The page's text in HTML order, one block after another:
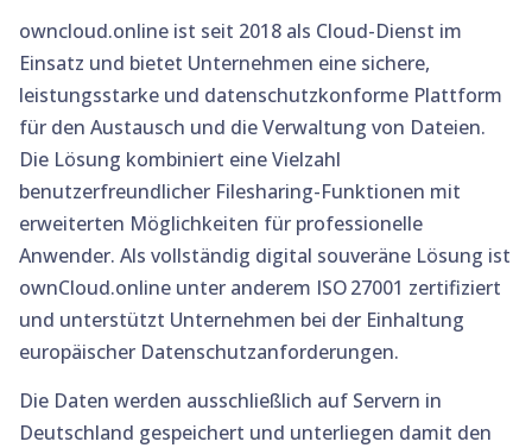
owncloud.online ist seit 2018 als Cloud-Dienst im
Einsatz und bietet Unternehmen eine sichere,
leistungsstarke und datenschutzkonforme Plattform
für den Austausch und die Verwaltung von Dateien.
Die Lösung kombiniert eine Vielzahl
benutzerfreundlicher Filesharing-Funktionen mit
erweiterten Möglichkeiten für professionelle
Anwender. Als vollständig digital souveräne Lösung ist
ownCloud.online unter anderem ISO 27001 zertifiziert
und unterstützt Unternehmen bei der Einhaltung
europäischer Datenschutzanforderungen.
Die Daten werden ausschließlich auf Servern in
Deutschland gespeichert und unterliegen damit den